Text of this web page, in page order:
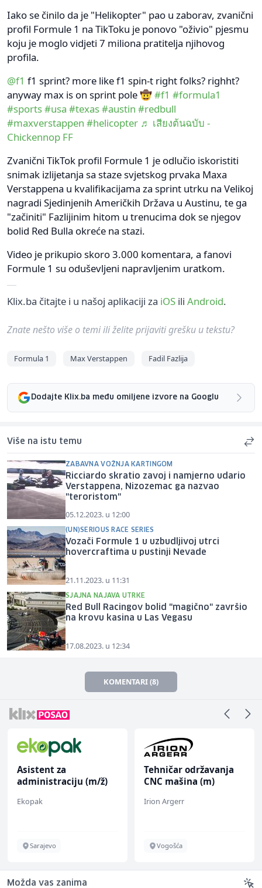
Iako se činilo da je "Helikopter" pao u zaborav, zvanični
profil Formule 1 na TikToku je ponovo "oživio" pjesmu
koju je moglo vidjeti 7 miliona pratitelja njihovog
profila.
@f1 f1 sprint? more like f1 spin-t right folks? righht?
anyway max is on sprint pole 🤠#f1 #formula1
#sports#usa #texas#austin #redbull
#maxverstappen #helicopter ♬ เสียงต้นฉบับ -
Chickennop FF
Zvanični TikTok profil Formule 1 je odlučio iskoristiti
snimak izlijetanja sa staze svjetskog prvaka Maxa
Verstappena u kvalifikacijama za sprint utrku na Velikoj
nagradi Sjedinjenih Američkih Država u Austinu, te ga
"začiniti" Fazlijinim hitom u trenucima dok se njegov
bolid Red Bulla okreće na stazi.
Video je prikupio skoro 3.000 komentara, a fanovi
Formule 1 su oduševljeni napravljenim uratkom.
Klix.ba čitajte i u našoj aplikaciji za iOS ili Android.
Znate nešto više o temi ili želite prijaviti grešku u tekstu?
Formula 1 Max Verstappen Fadil Fazlija
Dodajte Klix.ba među omiljene izvore na Googlu
Više na istu temu
ZABAVNA VOŽNJA KARTINGOM
Ricciardo skratio zavoj i namjerno udario
Verstappena, Nizozemac ga nazvao
"teroristom"
05.12.2023. u 12:00
(UN)SERIOUS RACE SERIES
Vozači Formule 1 u uzbudljivoj utrci
hovercraftima u pustinji Nevade
21.11.2023. u 11:31
SJAJNA NAJAVA UTRKE
Red Bull Racingov bolid "magično" završio
na krovu kasina u Las Vegasu
17.08.2023. u 12:34
KOMENTARI (8)
Asistent za
administraciju (m/ž)
Ekopak
Sarajevo
Tehničar održavanja
CNC mašina (m)
Irion Argerr
Vogošća
Možda vas zanima